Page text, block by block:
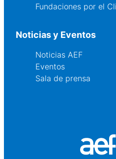
Fundaciones por el
Noticias y Eventos
Noticias AEF
Eventos
Sala de prensa